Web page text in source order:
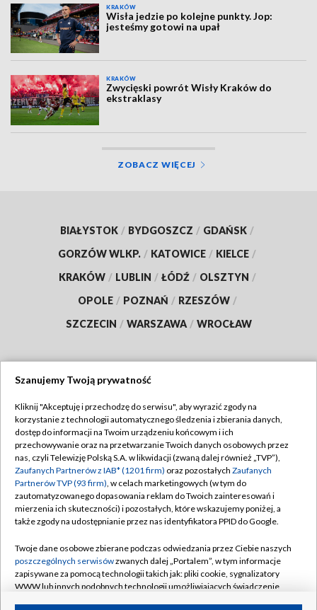
KRAKÓW
Wisła jedzie po kolejne punkty. Jop:
jesteśmy gotowi na upał
KRAKÓW
Zwycięski powrót Wisły Kraków do
ekstraklasy
ZOBACZ WIĘCEJ
BIAŁYSTOK / BYDGOSZCZ / GDAŃSK /
GORZÓW WLKP. / KATOWICE / KIELCE /
KRAKÓW / LUBLIN / ŁÓDŹ / OLSZTYN /
OPOLE / POZNAŃ / RZESZÓW /
SZCZECIN / WARSZAWA / WROCŁAW
TVP
Abonament TVP
Emisja w TVP
Centrum informacji TVP
Naziemna Telewizja Cyfrowa
Rada Programowa
System NOS
Informacje o nadawcy
Regulamin TVP
Polityka prywatności
Moje zgody
Pomoc
Kontakt
Kanały
Szanujemy Twoją prywatność
Kliknij "Akceptuję i przechodzę do serwisu", aby wyrazić zgody na
korzystanie z technologii automatycznego śledzenia i zbierania danych,
dostęp do informacji na Twoim urządzeniu końcowym i ich
przechowywanie oraz na przetwarzanie Twoich danych osobowych przez
nas, czyli Telewizję Polską S.A. w likwidacji (zwaną dalej również „TVP”),
Zaufanych Partnerów z IAB* (1201 firm) oraz pozostałych Zaufanych
Partnerów TVP (93 firm), w celach marketingowych (w tym do
zautomatyzowanego dopasowania reklam do Twoich zainteresowań i
mierzenia ich skuteczności) i pozostałych, które wskazujemy poniżej, a
także zgody na udostępnianie przez nas identyfikatora PPID do Google.
Twoje dane osobowe zbierane podczas odwiedzania przez Ciebie naszych
poszczególnych serwisówzwanych dalej „Portalem”, w tym informacje
zapisywane za pomocą technologii takich jak: pliki cookie, sygnalizatory
WWW lub innych podobnych technologii umożliwiających świadczenie